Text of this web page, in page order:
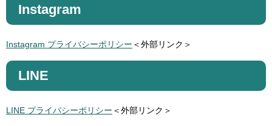
Instagram
Instagram プライバシーポリシー ＜外部リンク＞
LINE
LINE プライバシーポリシー ＜外部リンク＞